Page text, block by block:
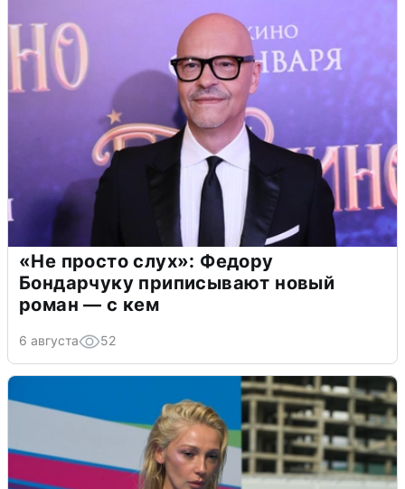
«Не просто слух»: Федору
Бондарчуку приписывают новый
роман — с кем
6 августа 52